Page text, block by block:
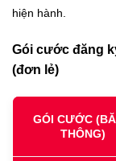
hiện hành.
Gói cước đăng
(đơn lẻ)
GÓI CƯỚC
THÔNG)